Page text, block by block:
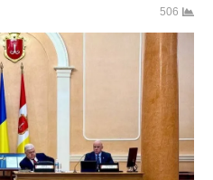
506